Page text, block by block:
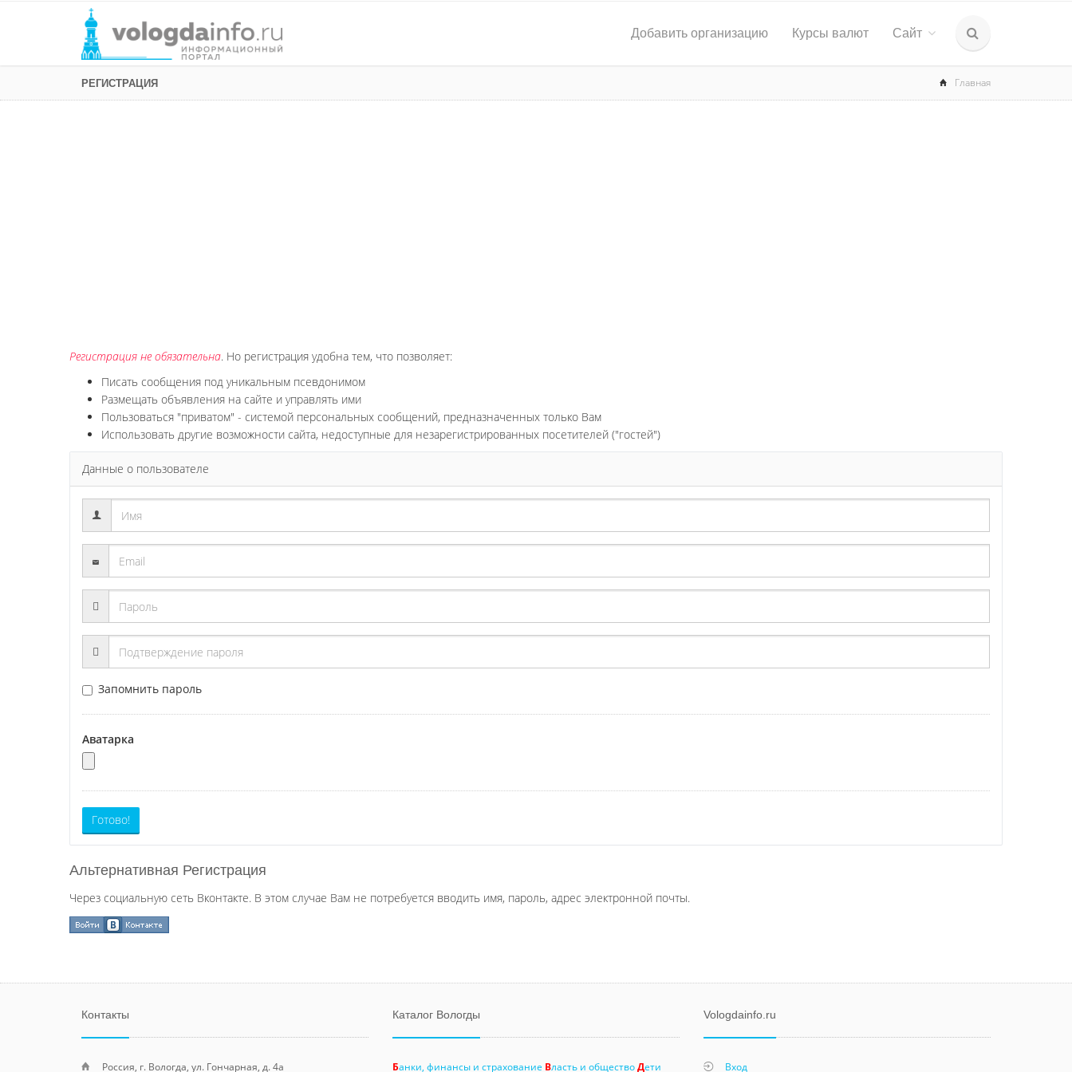
Добавить организацию Курсы валют Сайт
РЕГИСТРАЦИЯ Главная
Регистрация не обязательна. Но регистрация удобна тем, что позволяет:
Писать сообщения под уникальным псевдонимом
Размещать объявления на сайте и управлять ими
Пользоваться "приватом" - системой персональных сообщений, предназначенных только Вам
Использовать другие возможности сайта, недоступные для незарегистрированных посетителей ("гостей")
Данные о пользователе
Запомнить пароль
Аватарка
Готово!
Альтернативная Регистрация
Через социальную сеть Вконтакте. В этом случае Вам не потребуется вводить имя, пароль, адрес электронной почты.
Контакты
Россия, г. Вологда, ул. Гончарная, д. 4а
Каталог Вологды
Банки, финансы и страхование Власть и обществоДети
Vologdainfo.ru
Вход